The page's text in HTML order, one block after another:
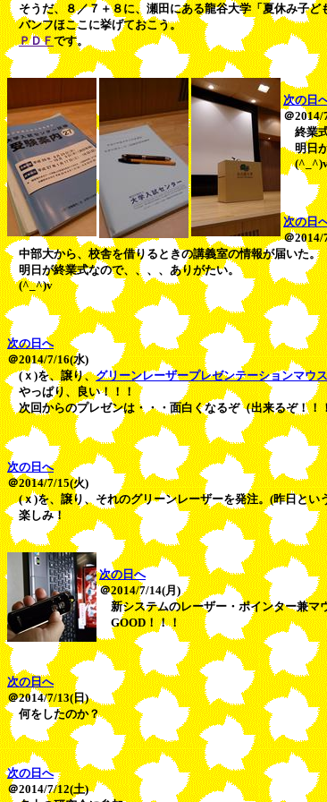
そうだ、８／７＋８に、瀬田にある龍谷大学「夏休み子ど
バンフほここに挙げておこう。
ＰＤＦです。
次の日
＠2014/
終業
明日が
次の日
＠2014/
中部大から、校舎を借りるときの講義室の情報が届いた。
明日が終業式なので、、、、ありがたい。
(^_^)v
次の日へ
＠2014/7/16(水)
(ｘ)を、譲り、グリーンレーザープレゼンテーションマウス
やっぱり、良い！！！
次回からのプレゼンは・・・面白くなるぞ（出来るぞ！！
次の日へ
＠2014/7/15(火)
(ｘ)を、譲り、それのグリーンレーザーを発注。(昨日とい
楽しみ！
次の日へ
＠2014/7/14(月)
新システムのレーザー・ポインター兼マ
GOOD！！！
次の日へ
＠2014/7/13(日)
何をしたのか？
次の日へ
＠2014/7/12(土)